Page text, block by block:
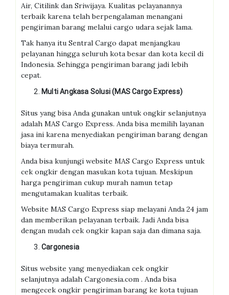
Air, Citilink dan Sriwijaya. Kualitas pelayanannya
terbaik karena telah berpengalaman menangani
pengiriman barang melalui cargo udara sejak lama.
Tak hanya itu Sentral Cargo dapat menjangkau
pelayanan hingga seluruh kota besar dan kota kecil di
Indonesia. Sehingga pengiriman barang jadi lebih
cepat.
Multi Angkasa Solusi (MAS Cargo Express)
Situs yang bisa Anda gunakan untuk ongkir selanjutnya
adalah MAS Cargo Express. Anda bisa memilih layanan
jasa ini karena menyediakan pengiriman barang dengan
biaya termurah.
Anda bisa kunjungi website MAS Cargo Express untuk
cek ongkir dengan masukan kota tujuan. Meskipun
harga pengiriman cukup murah namun tetap
mengutamakan kualitas terbaik.
Website MAS Cargo Express siap melayani Anda 24 jam
dan memberikan pelayanan terbaik. Jadi Anda bisa
dengan mudah cek ongkir kapan saja dan dimana saja.
Cargonesia
Situs website yang menyediakan cek ongkir
selanjutnya adalah Cargonesia.com . Anda bisa
mengecek ongkir pengiriman barang ke kota tujuan